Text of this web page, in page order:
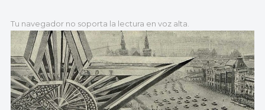
Tu navegador no soporta la lectura en voz alta.